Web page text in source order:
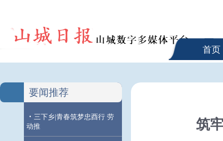
首页
要闻推荐
· 三下乡|青春筑梦忠酉行 劳
动推
筑